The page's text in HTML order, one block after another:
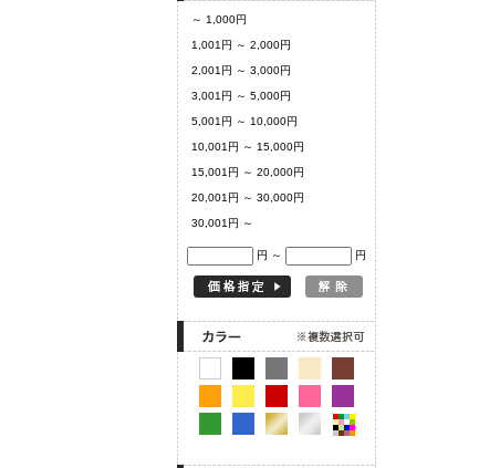
～ 1,000円
1,001円 ～ 2,000円
2,001円 ～ 3,000円
3,001円 ～ 5,000円
5,001円 ～ 10,000円
10,001円 ～ 15,000円
15,001円 ～ 20,000円
20,001円 ～ 30,000円
30,001円 ～
円 ～ 円